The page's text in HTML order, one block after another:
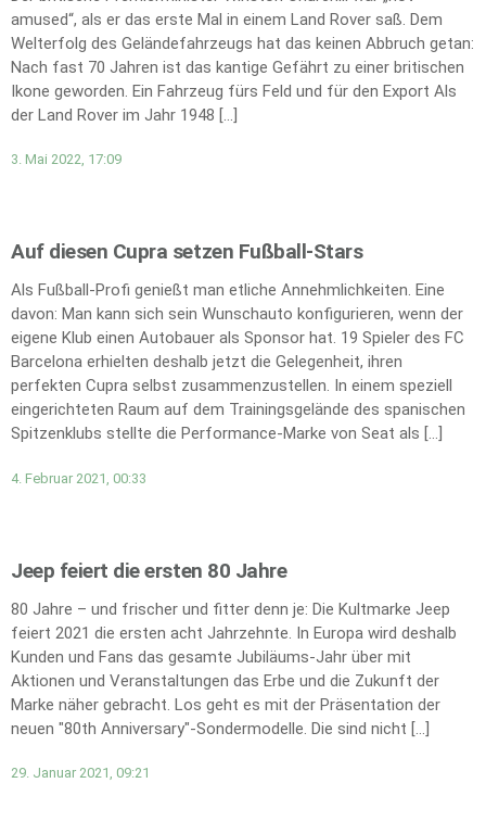
amused“, als er das erste Mal in einem Land Rover saß. Dem
Welterfolg des Geländefahrzeugs hat das keinen Abbruch getan:
Nach fast 70 Jahren ist das kantige Gefährt zu einer britischen
Ikone geworden. Ein Fahrzeug fürs Feld und für den Export Als
der Land Rover im Jahr 1948 […]
3. Mai 2022, 17:09
Auf diesen Cupra setzen Fußball-Stars
Als Fußball-Profi genießt man etliche Annehmlichkeiten. Eine
davon: Man kann sich sein Wunschauto konfigurieren, wenn der
eigene Klub einen Autobauer als Sponsor hat. 19 Spieler des FC
Barcelona erhielten deshalb jetzt die Gelegenheit, ihren
perfekten Cupra selbst zusammenzustellen. In einem speziell
eingerichteten Raum auf dem Trainingsgelände des spanischen
Spitzenklubs stellte die Performance-Marke von Seat als […]
4. Februar 2021, 00:33
Jeep feiert die ersten 80 Jahre
80 Jahre – und frischer und fitter denn je: Die Kultmarke Jeep
feiert 2021 die ersten acht Jahrzehnte. In Europa wird deshalb
Kunden und Fans das gesamte Jubiläums-Jahr über mit
Aktionen und Veranstaltungen das Erbe und die Zukunft der
Marke näher gebracht. Los geht es mit der Präsentation der
neuen "80th Anniversary"-Sondermodelle. Die sind nicht […]
29. Januar 2021, 09:21